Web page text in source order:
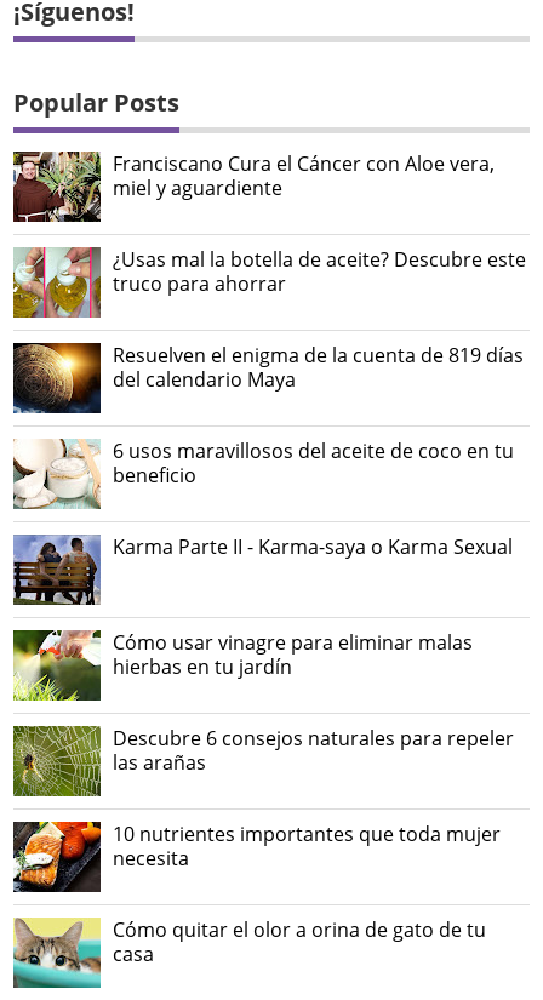
¡Síguenos!
Popular Posts
Franciscano Cura el Cáncer con Aloe vera,
miel y aguardiente
¿Usas mal la botella de aceite? Descubre este
truco para ahorrar
Resuelven el enigma de la cuenta de 819 días
del calendario Maya
6 usos maravillosos del aceite de coco en tu
beneficio
Karma Parte II - Karma-saya o Karma Sexual
Cómo usar vinagre para eliminar malas
hierbas en tu jardín
Descubre 6 consejos naturales para repeler
las arañas
10 nutrientes importantes que toda mujer
necesita
Cómo quitar el olor a orina de gato de tu
casa